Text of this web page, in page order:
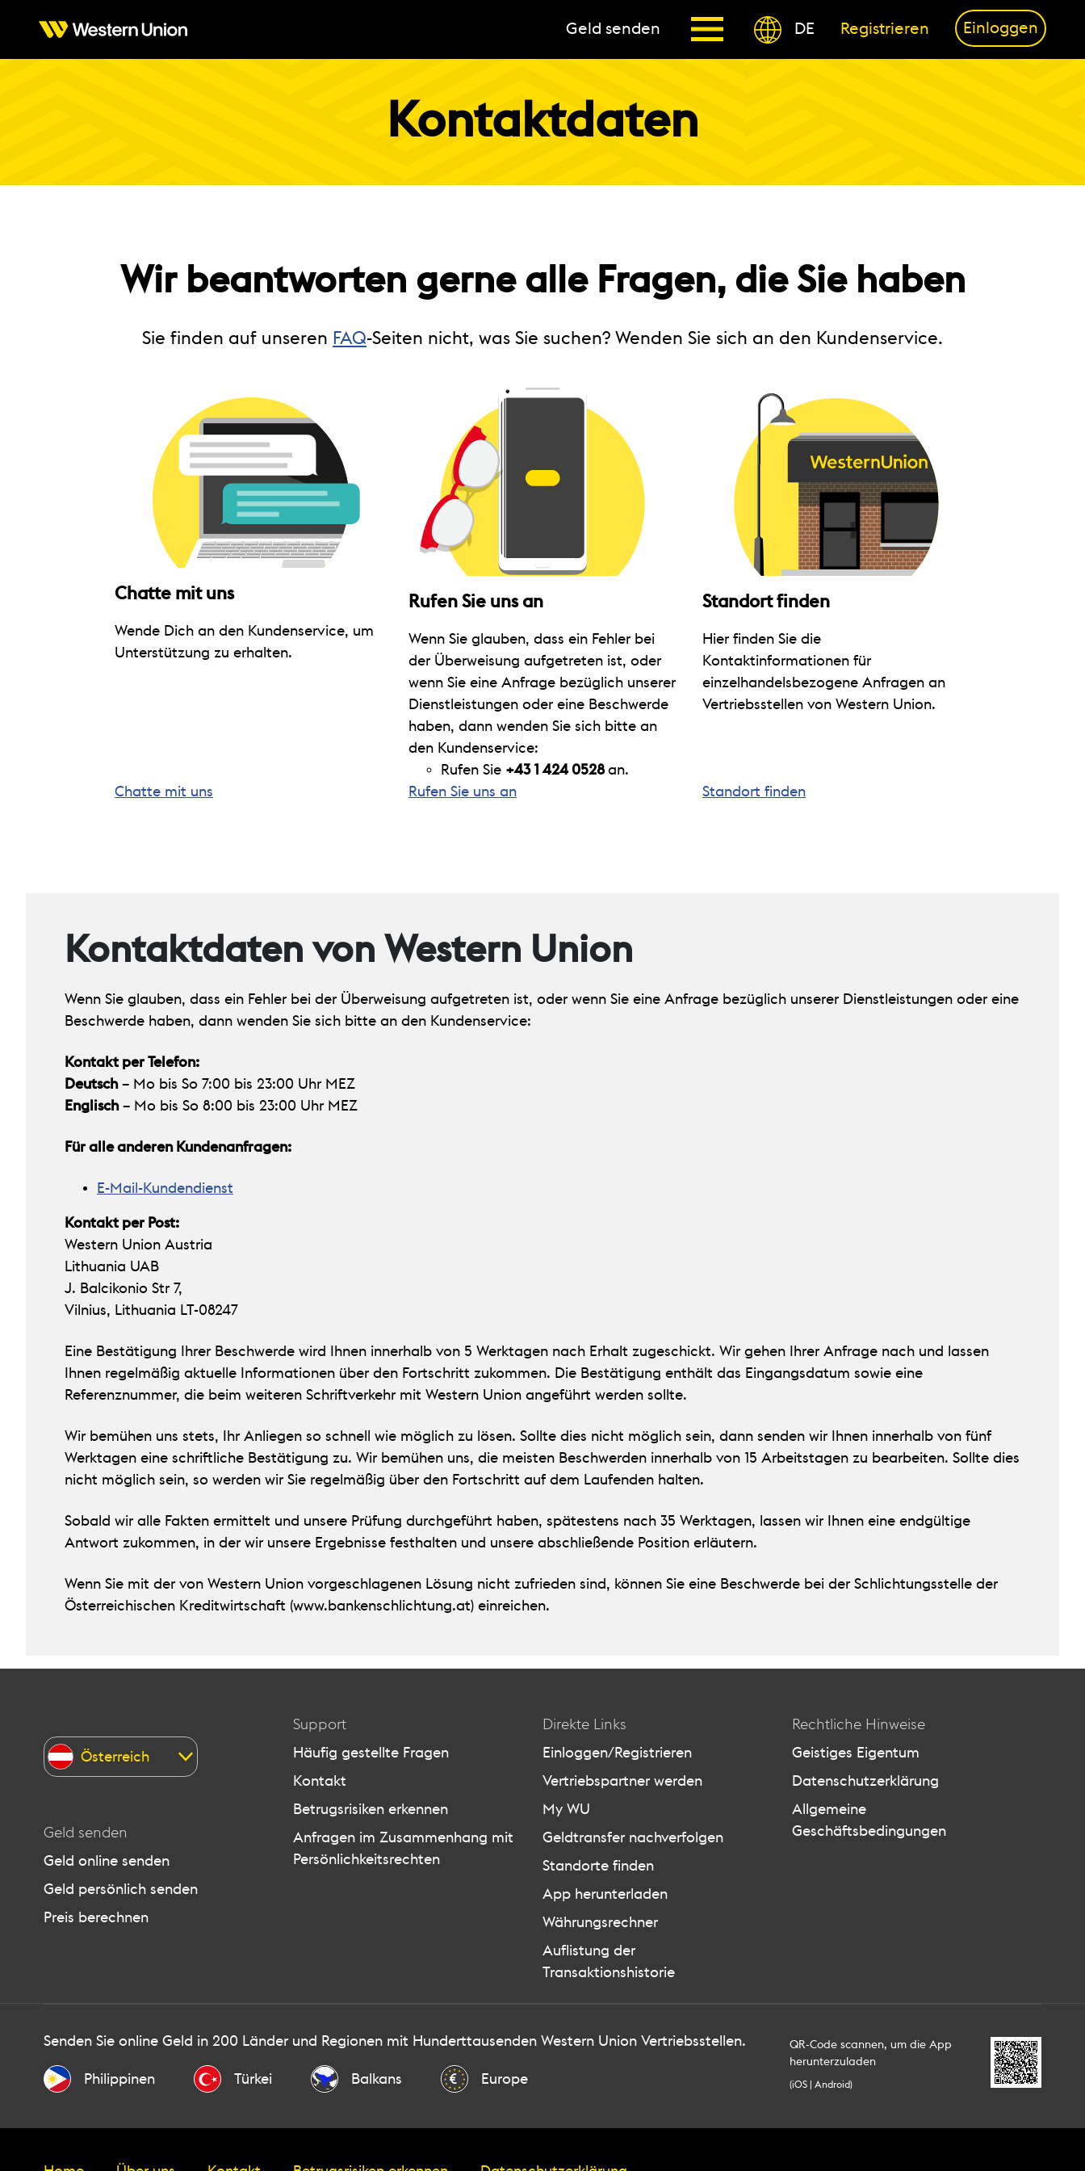
Geld senden DE Registrieren Einloggen
Kontaktdaten
Wir beantworten gerne alle Fragen, die Sie haben
Sie finden auf unseren FAQ-Seiten nicht, was Sie suchen? Wenden Sie sich an den Kundenservice.
Chatte mit uns
Wende Dich an den Kundenservice, um
Unterstützung zu erhalten.
Chatte mit uns
Rufen Sie uns an
Wenn Sie glauben, dass ein Fehler bei
der Überweisung aufgetreten ist, oder
wenn Sie eine Anfrage bezüglich unserer
Dienstleistungen oder eine Beschwerde
haben, dann wenden Sie sich bitte an
den Kundenservice:
Rufen Sie +43 1 424 0528an.
Rufen Sie uns an
Standort finden
Hier finden Sie die
Kontaktinformationen für
einzelhandelsbezogene Anfragen an
Vertriebsstellen von Western Union.
Standort finden
Kontaktdaten von Western Union
Wenn Sie glauben, dass ein Fehler bei der Überweisung aufgetreten ist, oder wenn Sie eine Anfrage bezüglich unserer Dienstleistungen oder eine
Beschwerde haben, dann wenden Sie sich bitte an den Kundenservice:
Kontakt per Telefon:
Deutsch– Mo bis So 7:00 bis 23:00 Uhr MEZ
Englisch– Mo bis So 8:00 bis 23:00 Uhr MEZ
Für alle anderen Kundenanfragen:
E-Mail-Kundendienst
Kontakt per Post:
Western Union Austria
Lithuania UAB
J. Balcikonio Str 7,
Vilnius, Lithuania LT-08247
Eine Bestätigung Ihrer Beschwerde wird Ihnen innerhalb von 5 Werktagen nach Erhalt zugeschickt. Wir gehen Ihrer Anfrage nach und lassen
Ihnen regelmäßig aktuelle Informationen über den Fortschritt zukommen. Die Bestätigung enthält das Eingangsdatum sowie eine
Referenznummer, die beim weiteren Schriftverkehr mit Western Union angeführt werden sollte.
Wir bemühen uns stets, Ihr Anliegen so schnell wie möglich zu lösen. Sollte dies nicht möglich sein, dann senden wir Ihnen innerhalb von fünf
Werktagen eine schriftliche Bestätigung zu. Wir bemühen uns, die meisten Beschwerden innerhalb von 15 Arbeitstagen zu bearbeiten. Sollte dies
nicht möglich sein, so werden wir Sie regelmäßig über den Fortschritt auf dem Laufenden halten.
Sobald wir alle Fakten ermittelt und unsere Prüfung durchgeführt haben, spätestens nach 35 Werktagen, lassen wir Ihnen eine endgültige
Antwort zukommen, in der wir unsere Ergebnisse festhalten und unsere abschließende Position erläutern.
Wenn Sie mit der von Western Union vorgeschlagenen Lösung nicht zufrieden sind, können Sie eine Beschwerde bei der Schlichtungsstelle der
Österreichischen Kreditwirtschaft (www.bankenschlichtung.at) einreichen.
Österreich
Geld senden
Geld online senden
Geld persönlich senden
Preis berechnen
Support
Häufig gestellte Fragen
Kontakt
Betrugsrisiken erkennen
Anfragen im Zusammenhang mit
Persönlichkeitsrechten
Direkte Links
Einloggen/Registrieren
Vertriebspartner werden
My WU
Geldtransfer nachverfolgen
Standorte finden
App herunterladen
Währungsrechner
Auflistung der
Transaktionshistorie
Rechtliche Hinweise
Geistiges Eigentum
Datenschutzerklärung
Allgemeine
Geschäftsbedingungen
Senden Sie online Geld in 200 Länder und Regionen mit Hunderttausenden Western Union Vertriebsstellen.
Philippinen Türkei Balkans Europe
QR-Code scannen, um die App
herunterzuladen
(iOS | Android)